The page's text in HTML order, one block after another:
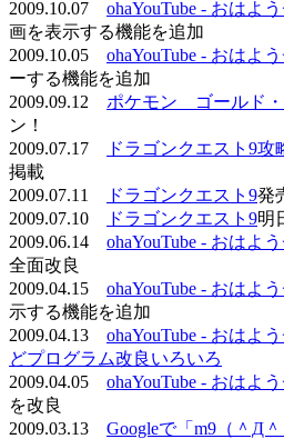
2009.10.07 ohaYouTube - おはよ
画を表示する機能を追加
2009.10.05 ohaYouTube - おはよ
ーする機能を追加
2009.09.12 ポケモン ゴールド
ン！
2009.07.17
ドラゴンクエスト9攻
掲載
2009.07.11
ドラゴンクエスト9発
2009.07.10
ドラゴンクエスト9明
2009.06.14 ohaYouTube - おはよ
全面改良
2009.04.15 ohaYouTube - おはよ
示する機能を追加
2009.04.13 ohaYouTube - おはよ
どプログラム改良いろいろ
2009.04.05 ohaYouTube - おはよ
を改良
2009.03.13 Googleで「m9（＾Д